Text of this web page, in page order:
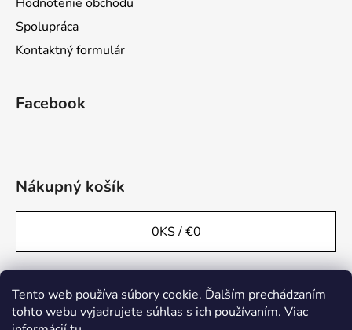
Tento web používa súbory cookie. Ďalším prechádzaním
tohto webu vyjadrujete súhlas s ich používaním. Viac
Spolupráca
Kontaktný formulár
Facebook
Nákupný košík
0KS /€0